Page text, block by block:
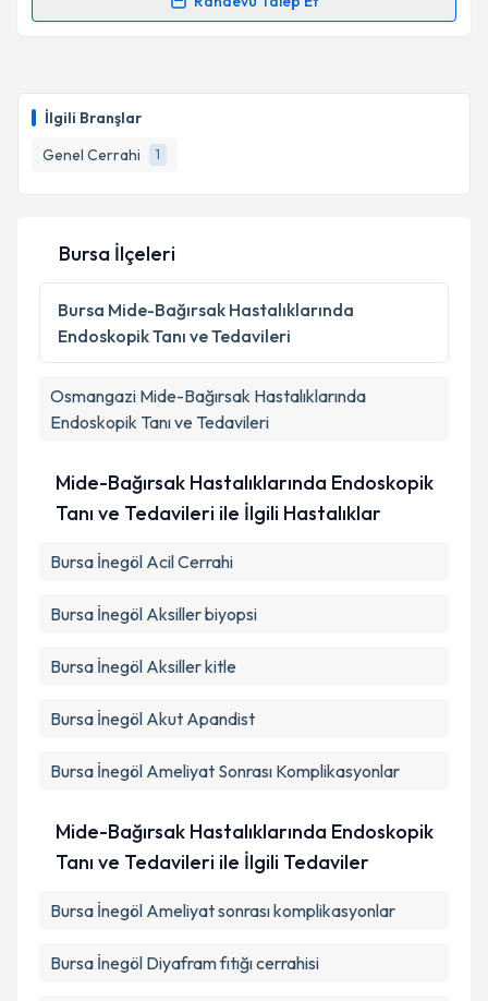
İlgili Branşlar
Genel Cerrahi
1
bilgilendireceğiz.
E-posta Adresiniz
Kişisel verilerimin işlenmesine ilişkin
Metni'ni okudum ve kişisel verilerimin belirtilen
kapsamda işlenmesini kabul ediyorum.
Bursa İlçeleri
Bursa Mide-Bağırsak Hastalıklarında
Endoskopik Tanı ve Tedavileri
Osmangazi Mide-Bağırsak Hastalıklarında
Endoskopik Tanı ve Tedavileri
Mide-Bağırsak Hastalıklarında Endoskopik
Tanı ve Tedavileri ile İlgili Hastalıklar
Bursa İnegöl Acil Cerrahi
Bursa İnegöl Aksiller biyopsi
Bursa İnegöl Aksiller kitle
Bursa İnegöl Akut Apandist
Bursa İnegöl Ameliyat Sonrası Komplikasyonlar
Mide-Bağırsak Hastalıklarında Endoskopik
Tanı ve Tedavileri ile İlgili Tedaviler
Bursa İnegöl Ameliyat sonrası komplikasyonlar
Bursa İnegöl Diyafram fıtığı cerrahisi